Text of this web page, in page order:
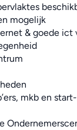
mogelijk
& goede ict
mkb en